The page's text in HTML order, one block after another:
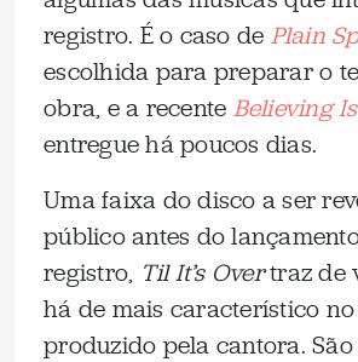
registro. É o caso de Plain
escolhida para preparar o
obra, e a recente Believing
entregue há poucos dias.
Uma faixa do disco a ser
público antes do
registro, Til It’s Overtraz de
há de mais característico
produzido pela cantora.